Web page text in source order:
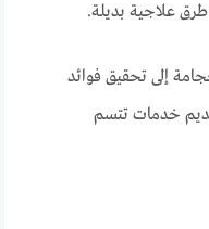
علاجية بديلة.
إلى تحقيق فوائد
خدمات تتسم